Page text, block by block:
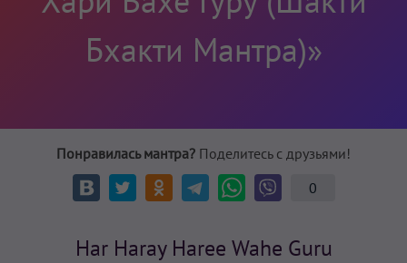
Бхакти Мантра)»
Понравилась мантра? Поделитесь с друзьями!
0
Har Haray Haree Wahe Guru